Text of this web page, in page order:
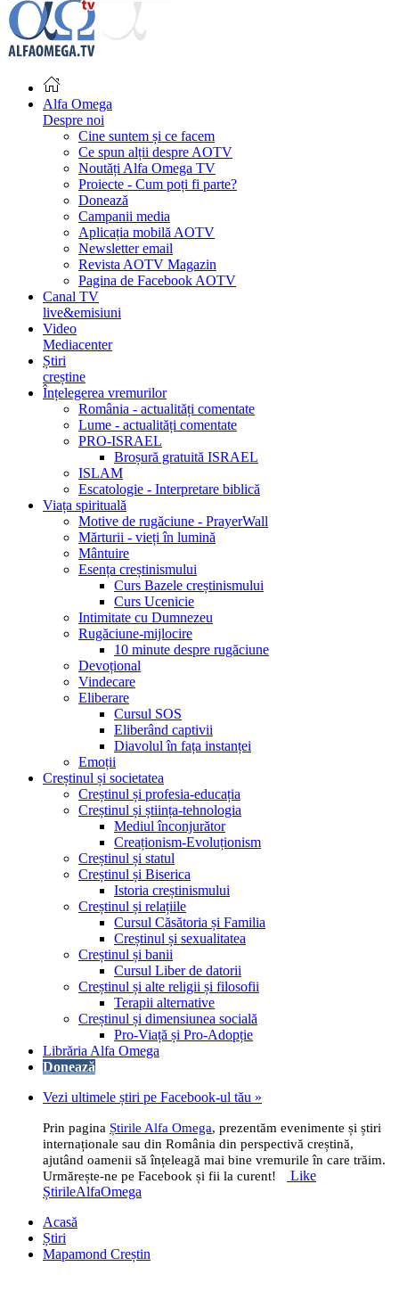
Alfa Omega
Despre noi
Cine suntem și ce facem
Ce spun alții despre AOTV
Noutăți Alfa Omega TV
Proiecte - Cum poți fi parte?
Donează
Campanii media
Aplicația mobilă AOTV
Newsletter email
Revista AOTV Magazin
Pagina de Facebook AOTV
Canal TV
live&emisiuni
Video
Mediacenter
Știri
creștine
Înțelegerea vremurilor
România - actualități comentate
Lume - actualități comentate
PRO-ISRAEL
Broșură gratuită ISRAEL
ISLAM
Escatologie - Interpretare biblică
Viața spirituală
Motive de rugăciune - PrayerWall
Mărturii - vieți în lumină
Mântuire
Esența creștinismului
Curs Bazele creștinismului
Curs Ucenicie
Intimitate cu Dumnezeu
Rugăciune-mijlocire
10 minute despre rugăciune
Devoțional
Vindecare
Eliberare
Cursul SOS
Eliberând captivii
Diavolul în fața instanței
Emoții
Creștinul și societatea
Creștinul și profesia-educația
Creștinul și știința-tehnologia
Mediul înconjurător
Creaționism-Evoluționism
Creștinul și statul
Creștinul și Biserica
Istoria creștinismului
Creștinul și relațiile
Cursul Căsătoria și Familia
Creștinul și sexualitatea
Creștinul și banii
Cursul Liber de datorii
Creștinul și alte religii și filosofii
Terapii alternative
Creștinul și dimensiunea socială
Pro-Viață și Pro-Adopție
Librăria Alfa Omega
Donează
Vezi ultimele știri pe Facebook-ul tău »
Prin pagina Știrile Alfa Omega, prezentăm evenimente și știri
internaționale sau din România din perspectivă creștină,
ajutând oamenii să înțeleagă mai bine vremurile în care trăim.
Urmărește-ne pe Facebook și fii la curent!
Like
ȘtirileAlfaOmega
Acasă
Știri
Mapamond Creștin